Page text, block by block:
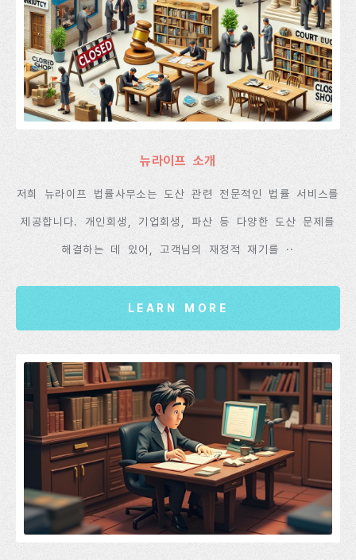
뉴라이프 소개
저희 뉴라이프 법률사무소는 도산 관련 전문적인 법률 서비스를
제공합니다. 개인회생, 기업회생, 파산 등 다양한 도산 문제를
해결하는 데 있어, 고객님의 재정적 재기를 ··
LEARN MORE